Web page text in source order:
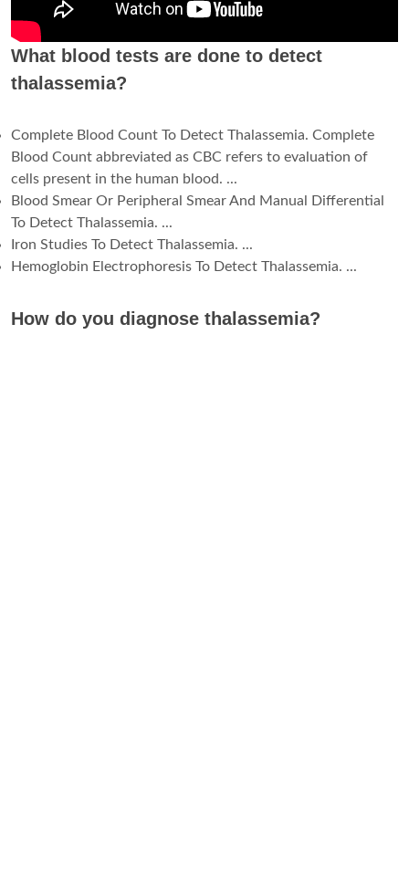
What blood tests are done to detect
thalassemia?
Complete Blood Count To Detect Thalassemia. Complete
Blood Count abbreviated as CBC refers to evaluation of
cells present in the human blood. ...
Blood Smear Or Peripheral Smear And Manual Differential
To Detect Thalassemia. ...
Iron Studies To Detect Thalassemia. ...
Hemoglobin Electrophoresis To Detect Thalassemia. ...
How do you diagnose thalassemia?